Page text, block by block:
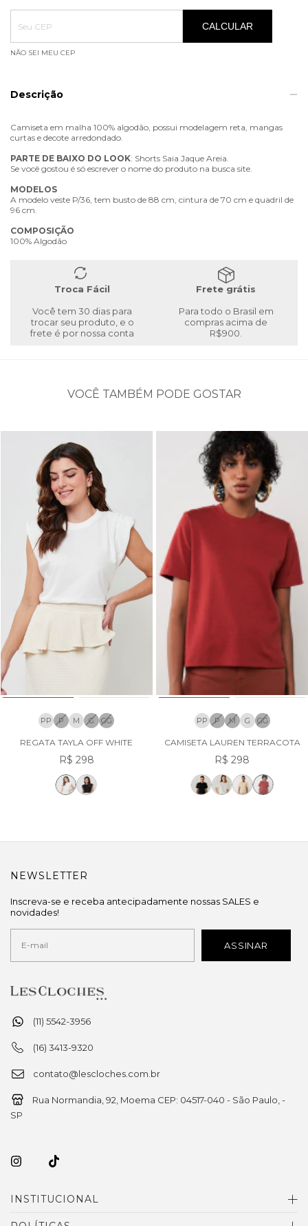
Entregas para o CEP:
ALTERAR CEP
CALCULAR
NÃO SEI MEU CEP
Descrição
Camiseta em malha 100% algodão, possui modelagem reta, mangas
curtas e decote arredondado.
PARTE DE BAIXO DO LOOK: Shorts Saia Jaque Areia.
Se você gostou é só escrever o nome do produto na busca site.
MODELOS
A modelo veste P/36, tem busto de 88 cm, cintura de 70 cm e quadril de
96 cm.
COMPOSIÇÃO
100% Algodão
Troca Fácil
Você tem 30 dias para
trocar seu produto, e o
frete é por nossa conta
Frete grátis
Para todo o Brasil em
compras acima de
R$900.
VOCÊ TAMBÉM PODE GOSTAR
PP P M G GG
REGATA TAYLA OFF WHITE
R$ 298
PP P M G GG
CAMISETA LAUREN TERRACOTA
R$ 298
(11) 5542-3956
(16) 3413-9320
contato@lescloches.com.br
Rua Normandia, 92, Moema CEP: 04517-040 - São Paulo, -
SP
INSTITUCIONAL
NEWSLETTER
Inscreva-se e receba antecipadamente nossas SALES e
novidades!